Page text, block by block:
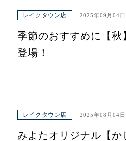
レイクタウン店 2025年09月04日
季節のおすすめに【秋
登場！
レイクタウン店 2025年08月04日
みよたオリジナル【か